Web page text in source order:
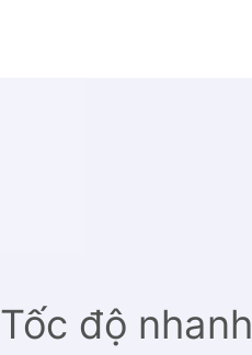
Tốc độ nhanh